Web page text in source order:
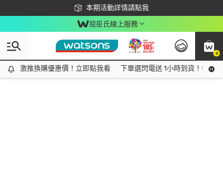
本期活動詳情請點我
下載app最高回饋$350
屈臣氏線上服務
0
激推換購優惠價！立即點我看
激推換購優惠價！立即點我看 下單選閃電送 1小時到貨！領神